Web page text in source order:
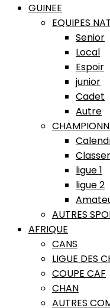
GUINEE
EQUIPES
Senior
Local
Espoir
junior
Cadet
Autre
ligue 1
ligue 2
AUTRES
AFRIQUE
CANS
LIGUE DES
COUPE CAF
CHAN
AUTRES